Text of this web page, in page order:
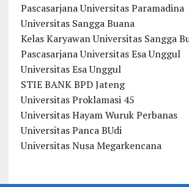
Pascasarjana Universitas Paramadina
Universitas Sangga Buana
Kelas Karyawan Universitas Sangga
Pascasarjana Universitas Esa Unggul
Universitas Esa Unggul
STIE BANK BPD Jateng
Universitas Proklamasi 45
Universitas Hayam Wuruk Perbanas
Universitas Panca BUdi
Universitas Nusa Megarkencana